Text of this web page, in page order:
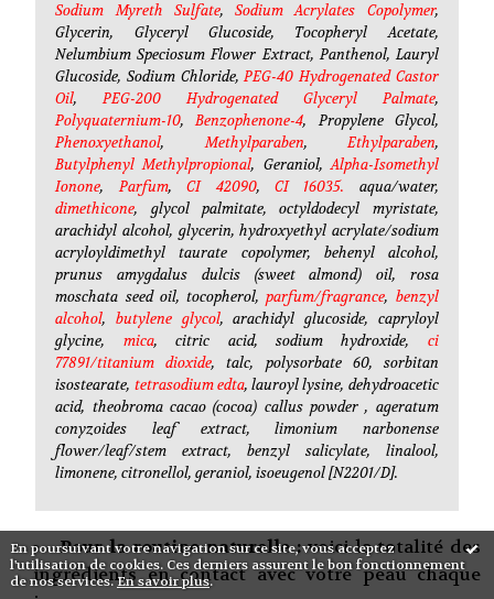
En poursuivant votre navigation sur ce site, vous acceptez
l'utilisation de cookies. Ces derniers assurent le bon fonctionnement
de nos services.En savoir plus.
Sodium Myreth Sulfate,Sodium Acrylates Copolymer,
Glycerin, Glyceryl Glucoside, Tocopheryl Acetate,
Nelumbium Speciosum Flower Extract, Panthenol, Lauryl
Glucoside, Sodium Chloride,PEG-40 Hydrogenated Castor
Oil,PEG-200 Hydrogenated Glyceryl Palmate,
Polyquaternium-10,Benzophenone-4, Propylene Glycol,
Phenoxyethanol,Methylparaben,Ethylparaben,
Butylphenyl Methylpropional, Geraniol,Alpha-Isomethyl
Ionone,Parfum,CI 42090, CI 16035. aqua/water,
dimethicone, glycol palmitate, octyldodecyl myristate,
arachidyl alcohol, glycerin, hydroxyethyl acrylate/sodium
acryloyldimethyl taurate copolymer, behenyl alcohol,
prunus amygdalus dulcis (sweet almond) oil, rosa
moschata seed oil, tocopherol,parfum/fragrance, benzyl
alcohol, butylene glycol, arachidyl glucoside, capryloyl
glycine, mica, citric acid, sodium hydroxide, ci
77891/titanium dioxide, talc, polysorbate 60, sorbitan
isostearate, tetrasodium edta, lauroyl lysine, dehydroacetic
acid, theobroma cacao (cocoa) callus powder , ageratum
conyzoides leaf extract, limonium narbonense
flower/leaf/stem extract, benzyl salicylate, linalool,
limonene, citronellol, geraniol, isoeugenol [N2201/D].
Pour la routine naturelle :voici la totalité des
ingrédients en contact avec votre peau chaque